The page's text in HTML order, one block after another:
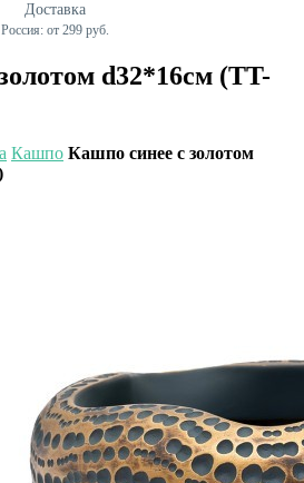
Доставка
Россия: от 299 руб.
d32*16см (TT-
Кашпо Кашпо синее с золотом